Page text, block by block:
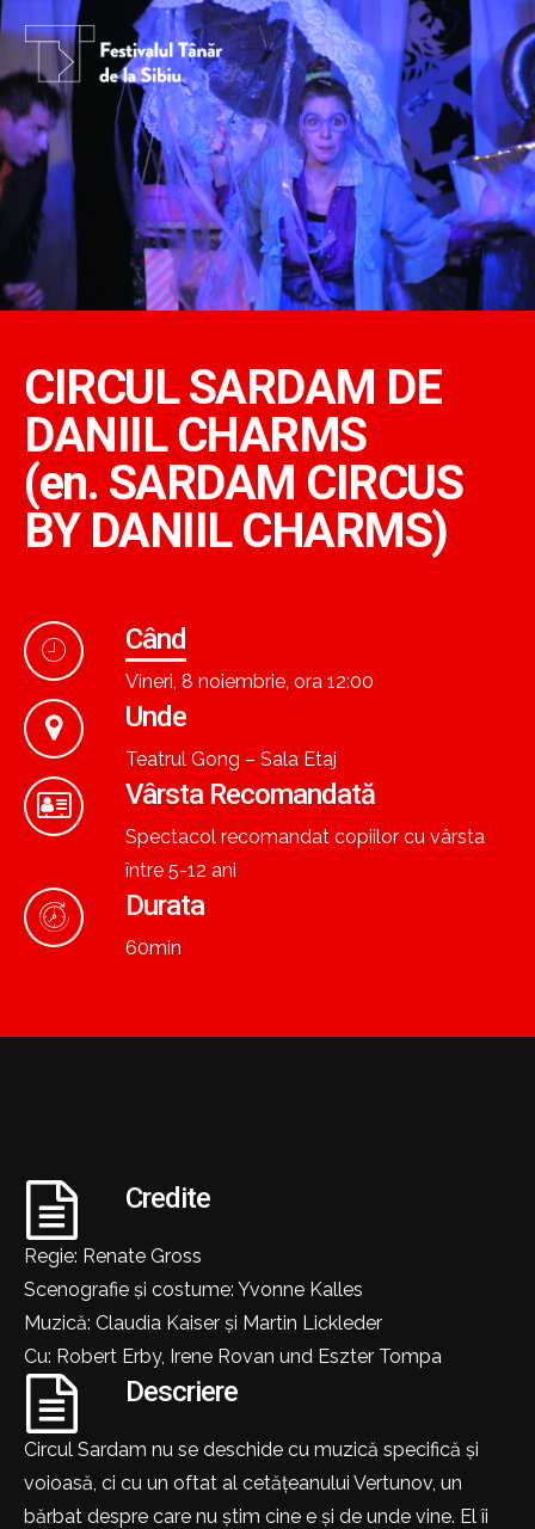
CIRCUL SARDAM DE
DANIIL CHARMS
(en. SARDAM CIRCUS
BY DANIIL CHARMS)
Când
Vineri, 8 noiembrie, ora 12:00
Unde
Teatrul Gong – Sala Etaj
Vârsta Recomandată
Spectacol recomandat copiilor cu vârsta
între 5-12 ani
Durata
60min
Credite
Regie: Renate Gross
Scenografie și costume: Yvonne Kalles
Muzică: Claudia Kaiser și Martin Lickleder
Cu: Robert Erby, Irene Rovan und Eszter Tompa
Descriere
Circul Sardam nu se deschide cu muzică specifică și
voioasă, ci cu un oftat al cetățeanului Vertunov, un
bărbat despre care nu știm cine e și de unde vine. El îi